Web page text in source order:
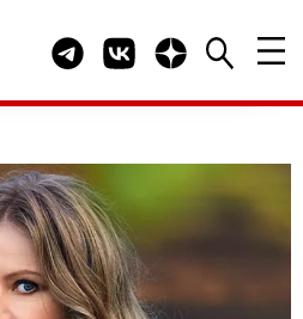
Telegram канал HELLO
Группа HELLO
Канал HELLO в